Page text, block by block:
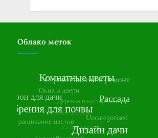
Облако меток